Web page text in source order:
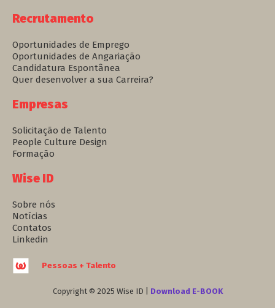
Recrutamento
Oportunidades de Emprego
Oportunidades de Angariação
Candidatura Espontânea
Quer desenvolver a sua Carreira?
Empresas
Solicitação de Talento
People Culture Design
Formação
Wise ID
Sobre nós
Notícias
Contatos
Linkedin
Pessoas + Talento
Copyright © 2025 Wise ID | Download E-BOOK